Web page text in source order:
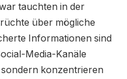
tauchten in der
über mögliche
Informationen sind
Media-Kanäle
konzentrieren